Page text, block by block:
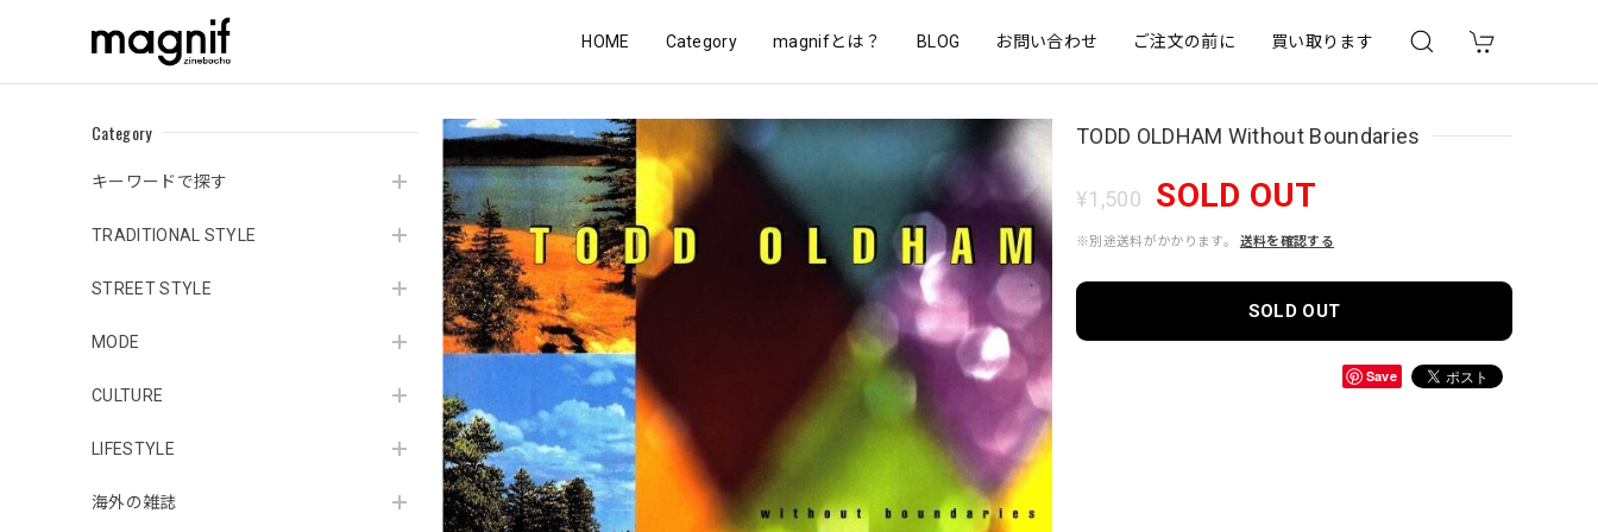
HOME Category magnifとは？ BLOG お問い合わせ ご注文の前に 買い取ります
Category
キーワードで探す
TRADITIONAL STYLE
STREET STYLE
MODE
CULTURE
LIFESTYLE
海外の雑誌
TODD OLDHAM Without Boundaries
¥1,500 SOLD OUT
※別途送料がかかります。 送料を確認する
SOLD OUT
Save